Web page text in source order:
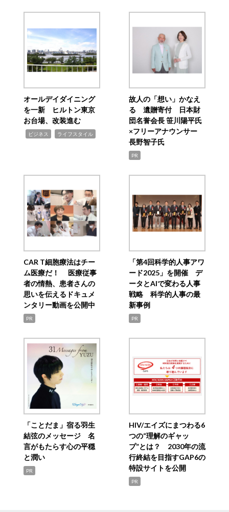
オールデイダイニング
を一新 ヒルトン東京
お台場、改装進む
ビジネス ライフスタイル
故人の「想い」かなえ
る 遺贈寄付 日本財
団名誉会長 笹川陽平氏
×フリーアナウンサー
長野智子氏
PR
CAR T細胞療法はチー
ム医療だ！ 医療従事
者の情熱、患者さんの
思いを伝えるドキュメ
ンタリー動画を公開中
PR
「第4回科学的人事アワ
ード2025」を開催 デ
ータとAIで変わる人事
戦略 科学的人事の最
新事例
PR
「ことだま」宿る羽生
結弦のメッセージ 名
言がもたらす心の平穏
と潤い
PR
HIV/エイズにまつわる6
つの“理解のギャッ
プ”とは？ 2030年の流
行終結を目指すGAP6の
特設サイトを公開
PR